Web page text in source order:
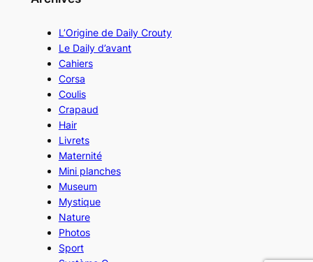
L’Origine de Daily Crouty
Le Daily d’avant
Cahiers
Corsa
Coulis
Crapaud
Hair
Livrets
Maternité
Mini planches
Museum
Mystique
Nature
Photos
Sport